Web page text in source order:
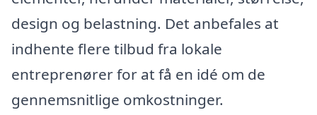
design og belastning. Det anbefales at
indhente flere tilbud fra lokale
entreprenører for at få en idé om de
gennemsnitlige omkostninger.